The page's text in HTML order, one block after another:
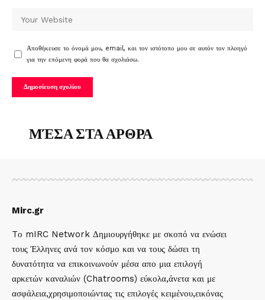
Αποθήκευσε το όνομά μου, email, και τον ιστότοπο μου σε αυτόν τον πλοηγό
για την επόμενη φορά που θα σχολιάσω.
ΜΈΣΑ ΣΤΑ ΑΡΘΡΑ
Mirc.gr
Tο mIRC Network Δημιουργήθηκε με σκοπό να ενώσει
τους Έλληνες ανά τον κόσμο και να τους δώσει τη
δυνατότητα να επικοινωνούν μέσα απο μια επιλογή
αρκετών καναλιών (Chatrooms) εύκολα,άνετα και με
ασφάλεια,χρησιμοποιώντας τις επιλογές κειμένου,εικόνας